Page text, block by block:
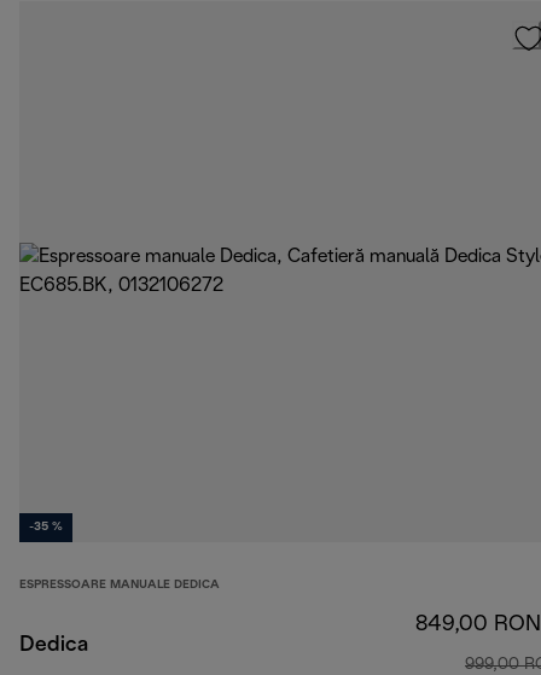
-35 %
ESPRESSOARE MANUALE DEDICA
Dedica
849,00 RON
999,00